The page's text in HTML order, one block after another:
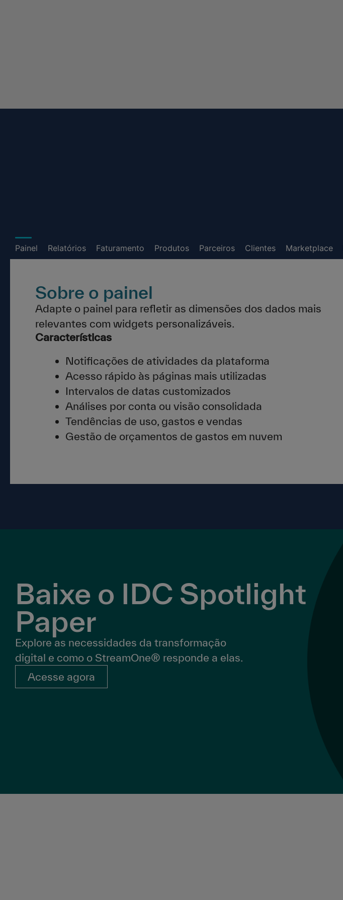
Painel Relatórios Faturamento Produtos Parceiros Clientes Marketplace
Sobre o painel
Adapte o painel para refletir as dimensões dos dados mais
relevantes com widgets personalizáveis.
Características
Notificações de atividades da plataforma
Acesso rápido às páginas mais utilizadas
Intervalos de datas customizados
Análises por conta ou visão consolidada
Tendências de uso, gastos e vendas
Gestão de orçamentos de gastos em nuvem
Baixe o IDC Spotlight
Paper
Explore as necessidades da transformação
digital e como o StreamOne® responde a elas.
Acesse agora